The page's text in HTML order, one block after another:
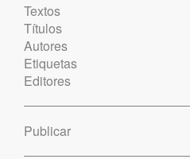
Textos
Títulos
Autores
Etiquetas
Editores
Publicar